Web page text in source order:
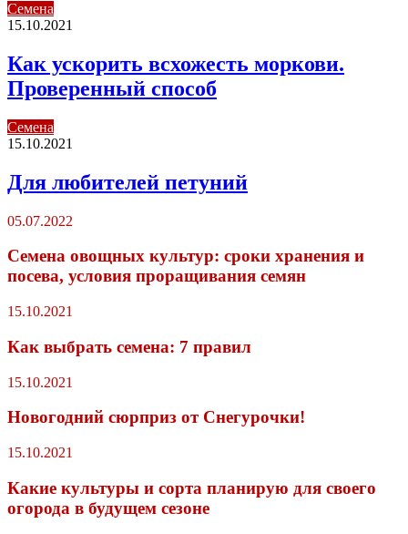
Семена
15.10.2021
Как ускорить всхожесть моркови.
Проверенный способ
Семена
15.10.2021
Для любителей петуний
05.07.2022
Семена овощных культур: сроки хранения и
посева, условия проращивания семян
15.10.2021
Как выбрать семена: 7 правил
15.10.2021
Новогодний сюрприз от Снегурочки!
15.10.2021
Какие культуры и сорта планирую для своего
огорода в будущем сезоне